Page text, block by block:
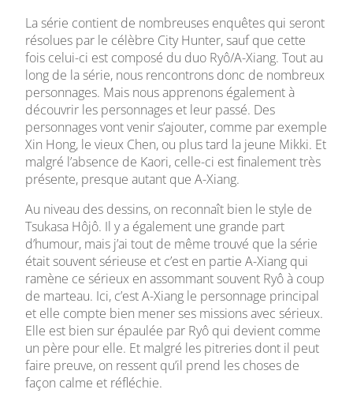
La série contient de nombreuses enquêtes qui seront
résolues par le célèbre City Hunter, sauf que cette
fois celui-ci est composé du duo Ryô/A-Xiang. Tout au
long de la série, nous rencontrons donc de nombreux
personnages. Mais nous apprenons également à
découvrir les personnages et leur passé. Des
personnages vont venir s’ajouter, comme par exemple
Xin Hong, le vieux Chen, ou plus tard la jeune Mikki. Et
malgré l’absence de Kaori, celle-ci est finalement très
présente, presque autant que A-Xiang.
Au niveau des dessins, on reconnaît bien le style de
Tsukasa Hôjô. Il y a également une grande part
d’humour, mais j’ai tout de même trouvé que la série
était souvent sérieuse et c’est en partie A-Xiang qui
ramène ce sérieux en assommant souvent Ryô à coup
de marteau. Ici, c’est A-Xiang le personnage principal
et elle compte bien mener ses missions avec sérieux.
Elle est bien sur épaulée par Ryô qui devient comme
un père pour elle. Et malgré les pitreries dont il peut
faire preuve, on ressent qu’il prend les choses de
façon calme et réfléchie.